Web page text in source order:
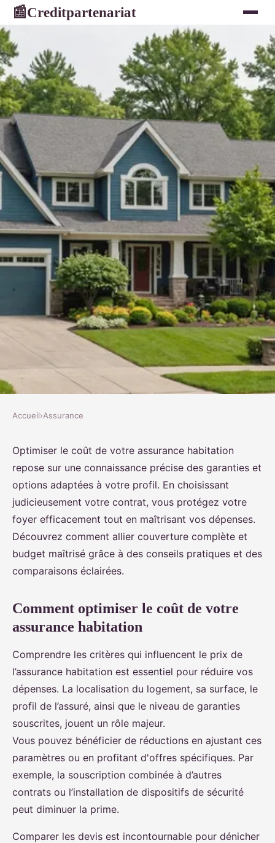
📰Creditpartenariat
Comment optimiser le coût de
votre assurance habitation ?
Rayan•16 août 2025•5 min de lecture
Accueil›Assurance
Optimiser le coût de votre assurance habitation
repose sur une connaissance précise des garanties et
options adaptées à votre profil. En choisissant
judicieusement votre contrat, vous protégez votre
foyer efficacement tout en maîtrisant vos dépenses.
Découvrez comment allier couverture complète et
budget maîtrisé grâce à des conseils pratiques et des
comparaisons éclairées.
Comment optimiser le coût de votre
assurance habitation
Comprendre les critères qui influencent le prix de
l’assurance habitation est essentiel pour réduire vos
dépenses. La localisation du logement, sa surface, le
profil de l’assuré, ainsi que le niveau de garanties
souscrites, jouent un rôle majeur.
Vous pouvez bénéficier de réductions en ajustant ces
paramètres ou en profitant d'offres spécifiques. Par
exemple, la souscription combinée à d’autres
contrats ou l’installation de dispositifs de sécurité
peut diminuer la prime.
Comparer les devis est incontournable pour dénicher